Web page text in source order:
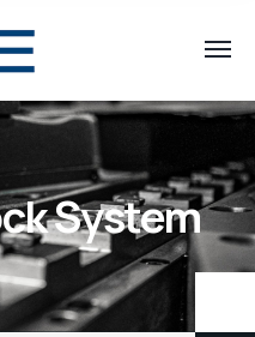
System